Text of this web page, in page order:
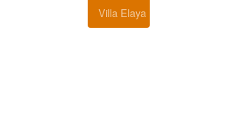
Villa Elaya